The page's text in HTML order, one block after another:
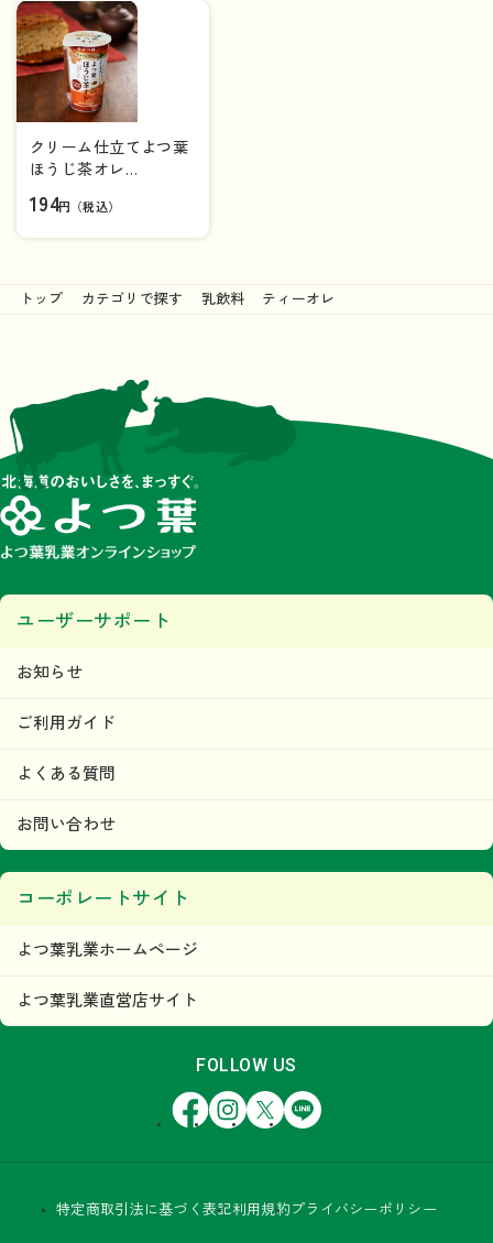
クリーム仕立てよつ葉
ほうじ茶オレ
料】
194円（税込）
トップ カテゴリで探す 乳飲料 ティーオレ
ユーザーサポート
お知らせ
ご利用ガイド
よくある質問
お問い合わせ
コーポレートサイト
よつ葉乳業ホームページ
よつ葉乳業直営店サイト
FOLLOW US
FacebookInstagram
X LINE
特定商取引法に基づく表記利用規約 プライバシーポリシー